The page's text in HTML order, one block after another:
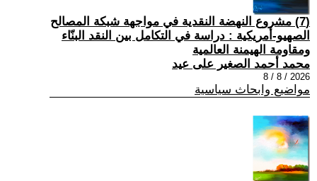
(7) مشروع النهضة النقدية في مواجهة شبكة المصالح
الصهيو-أمريكية : دراسة في التكامل بين النقد البنّاء
ومقاومة الهيمنة العالمية
محمد أحمد الصغير على عيد
2026 / 8 / 8
مواضيع وابحاث سياسية